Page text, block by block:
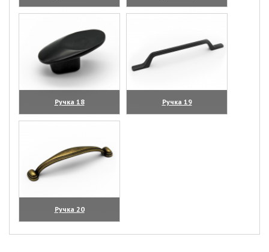
(увеличить)
(увеличить)
Ручка 18
(увеличить)
Ручка 19
(увеличить)
Ручка 20
(увеличить)